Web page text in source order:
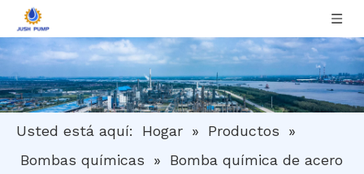
Usted está aquí: Hogar » Productos
»
Bombas químicas
»
Bomba química de acero